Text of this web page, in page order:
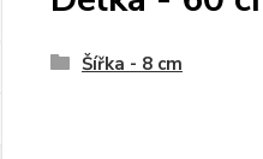
Šířka - 8 cm